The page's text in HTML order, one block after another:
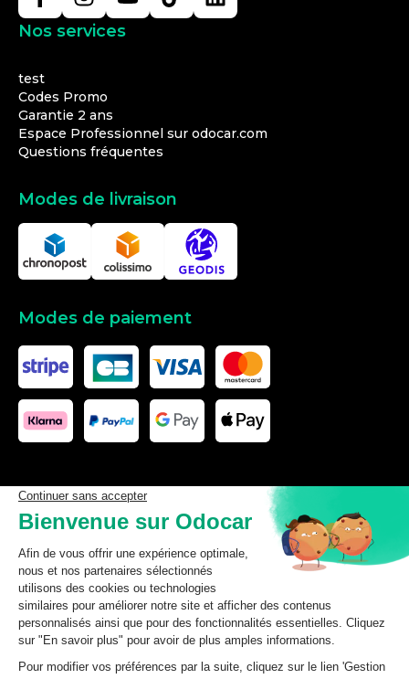
Nos services
test
Codes Promo
Garantie 2 ans
Espace Professionnel sur odocar.com
Questions fréquentes
Modes de livraison
Modes de paiement
Les données affichées ici, particulièrement la base de donnée
complète, ne doivent pas être copiées. Il est interdit d’exploiter les
données ou la base de données complète, de laisser un tiers les
exploiter, ni de les rendre accessible à un tiers, sans accord
préalable de TecDoc. Toute infraction constitue une violation des
droits d’auteur et fera l’objet de poursuites.
odocar2026©
CGV Particuliers